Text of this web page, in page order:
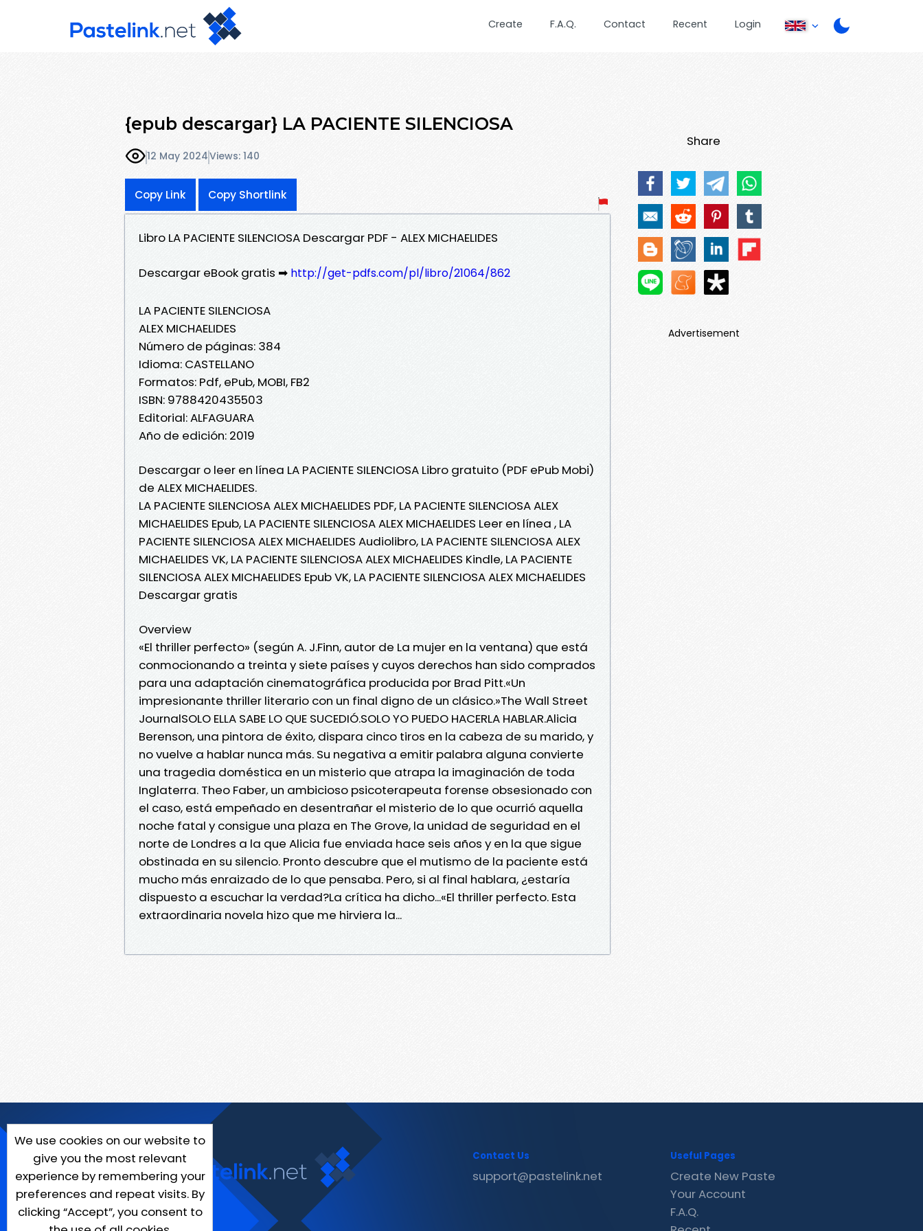
Create F.A.Q. Contact Recent Login
{epub descargar} LA PACIENTE SILENCIOSA
12 May 2024Views: 140
Copy Link Copy Shortlink
Libro LA PACIENTE SILENCIOSA Descargar PDF - ALEX MICHAELIDES
Descargar eBook gratis ➡ http://get-pdfs.com/pl/libro/21064/862
LA PACIENTE SILENCIOSA
ALEX MICHAELIDES
Número de páginas: 384
Idioma: CASTELLANO
Formatos: Pdf, ePub, MOBI, FB2
ISBN: 9788420435503
Editorial: ALFAGUARA
Año de edición: 2019
Descargar o leer en línea LA PACIENTE SILENCIOSA Libro gratuito (PDF ePub Mobi)
de ALEX MICHAELIDES.
LA PACIENTE SILENCIOSA ALEX MICHAELIDES PDF, LA PACIENTE SILENCIOSA ALEX
MICHAELIDES Epub, LA PACIENTE SILENCIOSA ALEX MICHAELIDES Leer en línea , LA
PACIENTE SILENCIOSA ALEX MICHAELIDES Audiolibro, LA PACIENTE SILENCIOSA ALEX
MICHAELIDES VK, LA PACIENTE SILENCIOSA ALEX MICHAELIDES Kindle, LA PACIENTE
SILENCIOSA ALEX MICHAELIDES Epub VK, LA PACIENTE SILENCIOSA ALEX MICHAELIDES
Descargar gratis
Overview
«El thriller perfecto» (según A. J.Finn, autor de La mujer en la ventana) que está
conmocionando a treinta y siete países y cuyos derechos han sido comprados
para una adaptación cinematográfica producida por Brad Pitt.«Un
impresionante thriller literario con un final digno de un clásico.»The Wall Street
JournalSOLO ELLA SABE LO QUE SUCEDIÓ.SOLO YO PUEDO HACERLA HABLAR.Alicia
Berenson, una pintora de éxito, dispara cinco tiros en la cabeza de su marido, y
no vuelve a hablar nunca más. Su negativa a emitir palabra alguna convierte
una tragedia doméstica en un misterio que atrapa la imaginación de toda
Inglaterra. Theo Faber, un ambicioso psicoterapeuta forense obsesionado con
el caso, está empeñado en desentrañar el misterio de lo que ocurrió aquella
noche fatal y consigue una plaza en The Grove, la unidad de seguridad en el
norte de Londres a la que Alicia fue enviada hace seis años y en la que sigue
obstinada en su silencio. Pronto descubre que el mutismo de la paciente está
mucho más enraizado de lo que pensaba. Pero, si al final hablara, ¿estaría
dispuesto a escuchar la verdad?La crítica ha dicho...«El thriller perfecto. Esta
extraordinaria novela hizo que me hirviera la...
Share
Advertisement
We use cookies on our website to
give you the most relevant
experience by remembering your
preferences and repeat visits. By
clicking “Accept”, you consent to
Contact Us
support@pastelink.net
Useful Pages
Create New Paste
Your Account
F.A.Q.